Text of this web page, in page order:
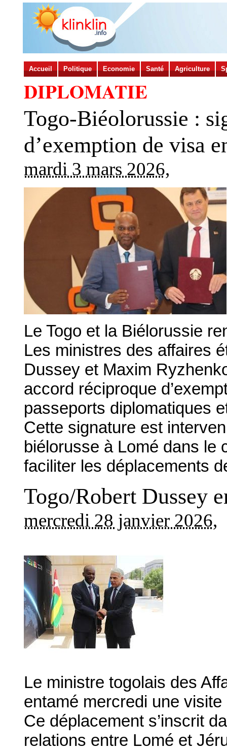
Accueil Politique Economie Santé Agriculture
DIPLOMATIE
Togo-Biéolorussie :
d’exemption de visa
mardi 3 mars 2026,
Le Togo et la Biélorussie
Les ministres des affaires
Dussey et Maxim
accord réciproque
passeports diplomatiques
Cette signature est
biélorusse à Lomé dans le
faciliter les déplacements
Togo/Robert Dussey
mercredi 28 janvier 2026,
Le ministre togolais des
entamé mercredi une
Ce déplacement s’inscrit
relations entre Lomé et